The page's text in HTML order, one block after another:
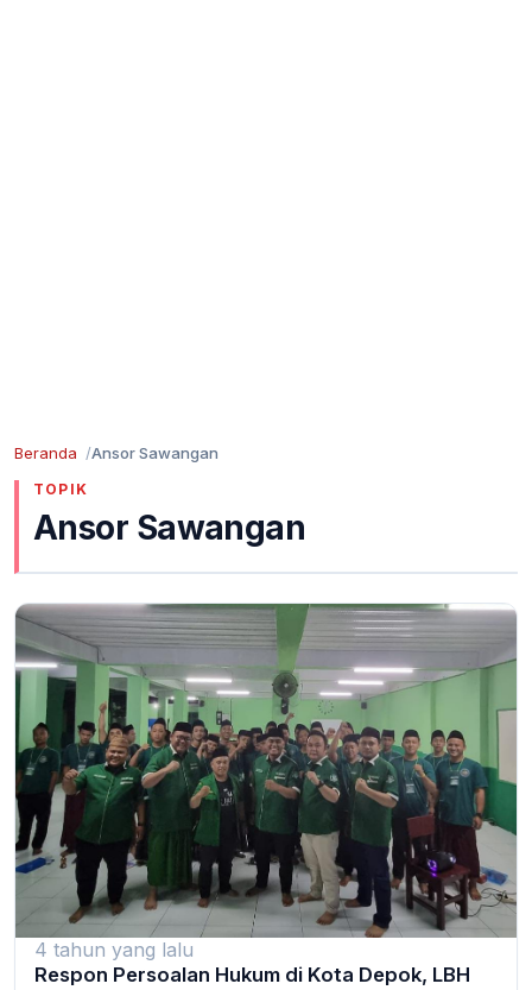
Beranda Ansor Sawangan
TOPIK
Ansor Sawangan
4 tahun yang lalu
Respon Persoalan Hukum di Kota Depok, LBH